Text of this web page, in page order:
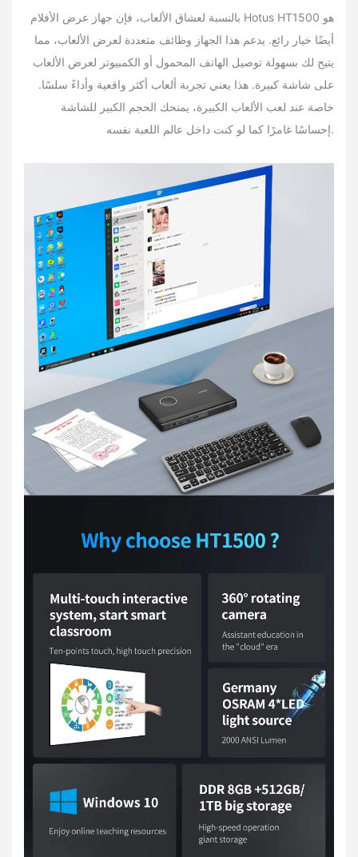
بالنسبة لعشاق الألعاب، فإن جهاز عرض الأفلام Hotus HT1500 هو
أيضًا خيار رائع. يدعم هذا الجهاز وظائف متعددة لعرض الألعاب، مما
يتيح لك بسهولة توصيل الهاتف المحمول أو الكمبيوتر لعرض الألعاب
على شاشة كبيرة. هذا يعني تجربة ألعاب أكثر واقعية وأداءً سلسًا.
خاصة عند لعب الألعاب الكبيرة، يمنحك الحجم الكبير للشاشة
إحساسًا غامرًا كما لو كنت داخل عالم اللعبة نفسه.